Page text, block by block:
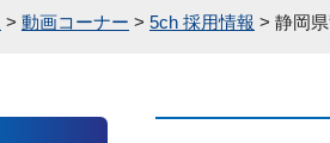
> 動画コーナー > 5ch 採用情報 > 静岡